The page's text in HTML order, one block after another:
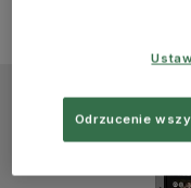
Odrzucenie